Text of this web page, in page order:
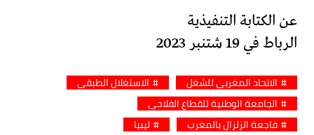
عن الكتابة التنفيذية
الرباط في 19 شتنبر 2023
الاتحاد المغربي للشغل
الاستغلال الطبقي
الجامعة الوطنية للقطاع الفلاحي
فاجعة الزلزال بالمغرب
ليبيا